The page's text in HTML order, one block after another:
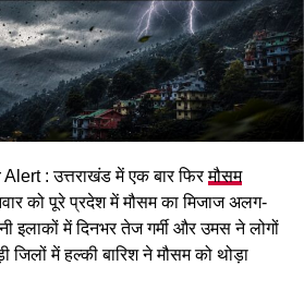
: उत्तराखंड में एक बार फिरमौसम
को पूरे प्रदेश में मौसम का मिजाज अलग-
इलाकों में दिनभर तेज गर्मी और उमस ने लोगों
जिलों में हल्की बारिश ने मौसम को थोड़ा